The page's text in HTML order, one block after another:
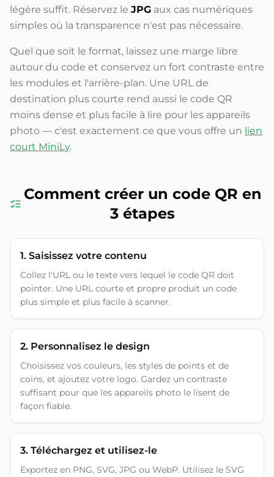
légère suffit. Réservez le JPG aux cas numériques
simples où la transparence n'est pas nécessaire.
Quel que soit le format, laissez une marge libre
autour du code et conservez un fort contraste entre
les modules et l'arrière-plan. Une URL de
destination plus courte rend aussi le code QR
moins dense et plus facile à lire pour les appareils
photo — c'est exactement ce que vous offre un lien
court MiniLy.
Comment créer un code QR en
3 étapes
1. Saisissez votre contenu
Collez l'URL ou le texte vers lequel le code QR doit
pointer. Une URL courte et propre produit un code
plus simple et plus facile à scanner.
2. Personnalisez le design
Choisissez vos couleurs, les styles de points et de
coins, et ajoutez votre logo. Gardez un contraste
suffisant pour que les appareils photo le lisent de
façon fiable.
3. Téléchargez et utilisez-le
Exportez en PNG, SVG, JPG ou WebP. Utilisez le SVG